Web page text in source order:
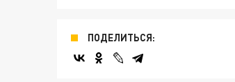
ПОДЕЛИТЬСЯ: